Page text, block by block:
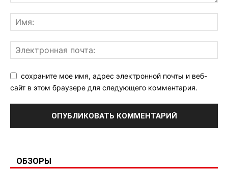
сохраните мое имя, адрес электронной почты и веб-
сайт в этом браузере для следующего комментария.
ОБЗОРЫ